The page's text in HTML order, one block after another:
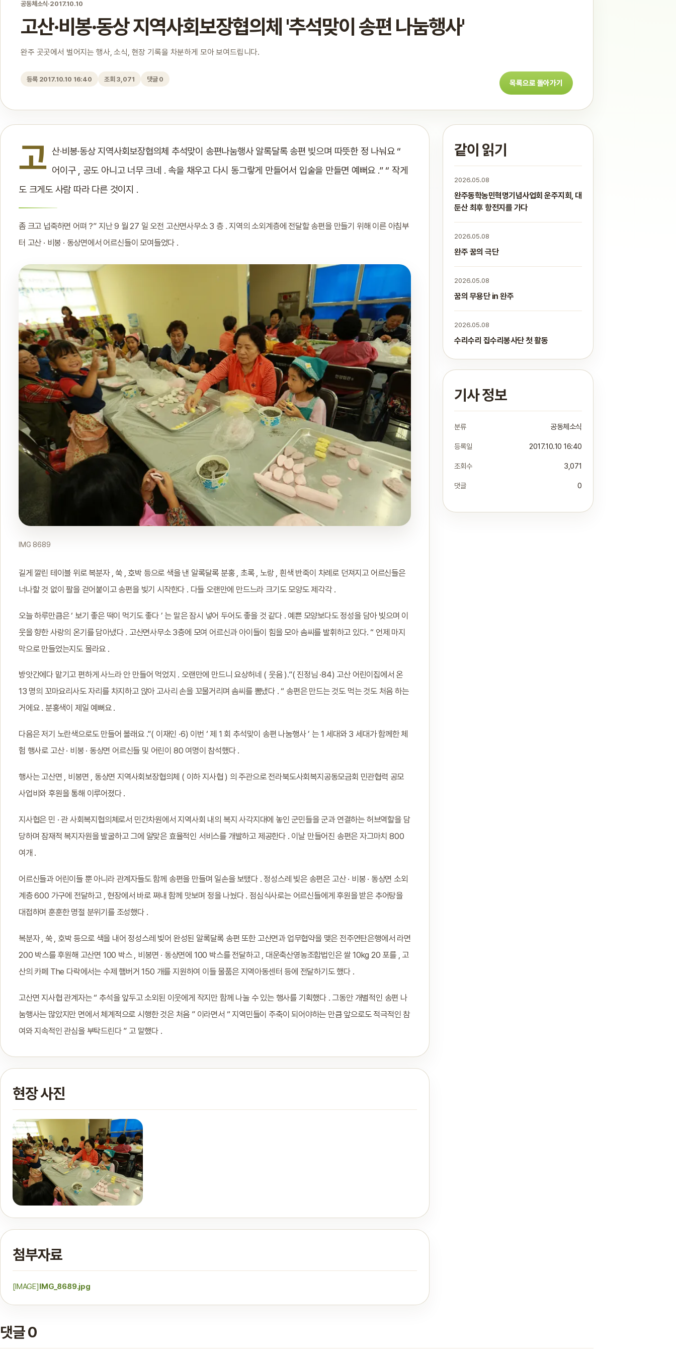
공동체소식·2017.10.10
고산·비봉·동상 지역사회보장협의체 '추석맞이 송편 나눔행사'
완주 곳곳에서 벌어지는 행사, 소식, 현장 기록을 차분하게 모아 보여드립니다.
등록 2017.10.10 16:40 조회 3,071 댓글 0 목록으로 돌아가기
고 산·비봉·동상 지역사회보장협의체 추석맞이 송편나눔행사 알록달록 송편 빚으며 따뜻한 정 나눠요 “
어이구 , 공도 아니고 너무 크네 . 속을 채우고 다시 동그랗게 만들어서 입술을 만들면 예뻐요 .” “ 작게
도 크게도 사람 따라 다른 것이지 .
좀 크고 넙죽하면 어뗘 ?” 지난 9 월 27 일 오전 고산면사무소 3 층 . 지역의 소외계층에 전달할 송편을 만들기 위해 이른 아침부
터 고산 · 비봉 · 동상면에서 어르신들이 모여들었다 .
IMG 8689
길게 깔린 테이블 위로 복분자 , 쑥 , 호박 등으로 색을 낸 알록달록 분홍 , 초록 , 노랑 , 흰색 반죽이 차례로 던져지고 어르신들은
너나할 것 없이 팔을 걷어붙이고 송편을 빚기 시작한다 . 다들 오랜만에 만드느라 크기도 모양도 제각각 .
오늘 하루만큼은 ‘ 보기 좋은 떡이 먹기도 좋다 ’ 는 말은 잠시 넣어 두어도 좋을 것 같다 . 예쁜 모양보다도 정성을 담아 빚으며 이
웃을 향한 사랑의 온기를 담아냈다 . 고산면사무소 3층에 모여 어르신과 아이들이 힘을 모아 솜씨를 발휘하고 있다. “ 언제 마지
막으로 만들었는지도 몰라요 .
방앗간에다 맡기고 편하게 사느라 안 만들어 먹었지 . 오랜만에 만드니 요상허네 ( 웃음 ).”( 진정님 ·84) 고산 어린이집에서 온
13 명의 꼬마요리사도 자리를 차지하고 앉아 고사리 손을 꼬물거리며 솜씨를 뽐냈다 . “ 송편은 만드는 것도 먹는 것도 처음 하는
거에요 . 분홍색이 제일 예뻐요 .
다음은 저기 노란색으로도 만들어 볼래요 .”( 이재인 ·6) 이번 ‘ 제 1 회 추석맞이 송편 나눔행사 ’ 는 1 세대와 3 세대가 함께한 체
험 행사로 고산 · 비봉 · 동상면 어르신들 및 어린이 80 여명이 참석했다 .
행사는 고산면 , 비봉면 , 동상면 지역사회보장협의체 ( 이하 지사협 ) 의 주관으로 전라북도사회복지공동모금회 민관협력 공모
사업비와 후원을 통해 이루어졌다 .
지사협은 민 · 관 사회복지협의체로서 민간차원에서 지역사회 내의 복지 사각지대에 놓인 군민들을 군과 연결하는 허브역할을 담
당하며 잠재적 복지자원을 발굴하고 그에 알맞은 효율적인 서비스를 개발하고 제공한다 . 이날 만들어진 송편은 자그마치 800
여개 .
어르신들과 어린이들 뿐 아니라 관계자들도 함께 송편을 만들며 일손을 보탰다 . 정성스레 빚은 송편은 고산 · 비봉 · 동상면 소외
계층 600 가구에 전달하고 , 현장에서 바로 쪄내 함께 맛보며 정을 나눴다 . 점심식사로는 어르신들에게 후원을 받은 추어탕을
대접하며 훈훈한 명절 분위기를 조성했다 .
복분자 , 쑥 , 호박 등으로 색을 내어 정성스레 빚어 완성된 알록달록 송편 또한 고산면과 업무협약을 맺은 전주연탄은행에서 라면
200 박스를 후원해 고산면 100 박스 , 비봉면 · 동상면에 100 박스를 전달하고 , 대운축산영농조합법인은 쌀 10kg 20 포를 , 고
산의 카페 The 다락에서는 수제 햄버거 150 개를 지원하여 이들 물품은 지역아동센터 등에 전달하기도 했다 .
고산면 지사협 관계자는 “ 추석을 앞두고 소외된 이웃에게 작지만 함께 나눌 수 있는 행사를 기획했다 . 그동안 개별적인 송편 나
눔행사는 많았지만 면에서 체계적으로 시행한 것은 처음 ” 이라면서 “ 지역민들이 주축이 되어야하는 만큼 앞으로도 적극적인 참
여와 지속적인 관심을 부탁드린다 ” 고 말했다 .
현장 사진
첨부자료
[IMAGE]IMG_8689.jpg
같이 읽기
2026.05.08
완주동학농민혁명기념사업회 운주지회, 대
둔산 최후 항전지를 가다
2026.05.08
완주 꿈의 극단
2026.05.08
꿈의 무용단 in 완주
2026.05.08
수리수리 집수리봉사단 첫 활동
기사 정보
분류 공동체소식
등록일 2017.10.10 16:40
조회수 3,071
댓글 0
댓글 0